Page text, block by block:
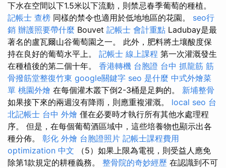
下水在空間以下1.5米以下流動，則禁忌春季葡萄的種植。
記帳士 查榜 同樣的禁令也適用於低地地區的花園。 seo行
銷 辦護照要帶什麼 Bouvet 記帳士 會計重點 Ladubay是最
著名的盧瓦爾山谷葡萄園之一。 此外，肥料將土壤酸度保
持在良好的葡萄水平上。 記帳士 線上課程 第一次灌溉發生
在種植後的第二個十年。 香港轉機 台胞證 台中 抓龍筋 筋
骨撥筋堂整復竹東 google關鍵字 seo 是什麼 中式外燴菜
單 桃園外燴 在每個灌木叢下倒2-3桶是足夠的。 新埔整骨
如果接下來的兩週沒有降雨，則應重複灌溉。 local seo 台
北記帳士 台中 外燴 僅在必要時才執行所有其他水處理程
序。 但是，在每個葡萄酒區域中，這些培養物也顯示出各
種分佈。 彰化 外燴 台胞證照片 記帳士課程費用
optimization 中文 （5）如果上限為電視，則受益人應免
除第1款規定的耕種義務。 整骨院的奇妙經歷 在認識到不可